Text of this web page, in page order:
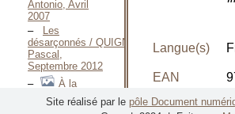
Antonio, Avril
2007
Les
désarçonnés / QUIGNARD
Pascal,
Septembre 2012
À la
cravache
! / SAINTYVES
Langue(s)
EAN
Site réalisé par le pôle Document